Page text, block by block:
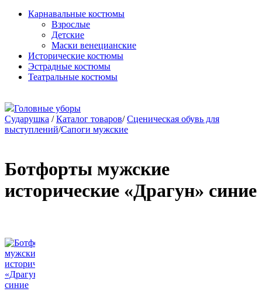
Карнавальные костюмы
Взрослые
Детские
Маски венецианские
Исторические костюмы
Эстрадные костюмы
Театральные костюмы
Головные уборы
Сударушка / Каталог товаров/ Сценическая обувь для
выступлений/Сапоги мужские
Ботфорты мужские
исторические «Драгун» синие